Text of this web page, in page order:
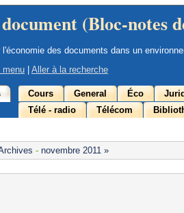
(Bloc-notes
l'économie des documents dans un
menu Aller à la recherche
Cours General Éco
Télé - radio
Télécom
- novembre 2011 »